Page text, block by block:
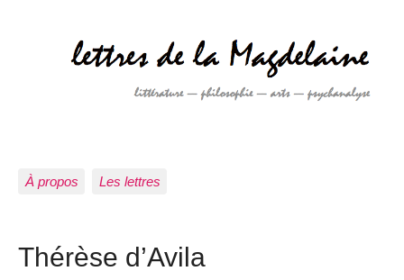
À propos Les lettres
Thérèse d’Avila